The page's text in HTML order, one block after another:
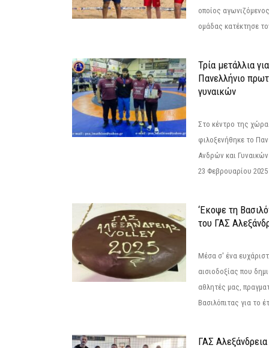
οποίος
ομάδας κατέκτησε
Τρία μετάλλια
Πανελλήνιο
γυναικών
Στο κέντρο της
φιλοξενήθηκε το
Ανδρών και
23 Φεβρουαρίου
‘Εκοψε τη
του ΓΑΣ
Μέσα σ' ένα
αισιοδοξίας που
αθλητές μας,
Βασιλόπιτας για το
ΓΑΣ